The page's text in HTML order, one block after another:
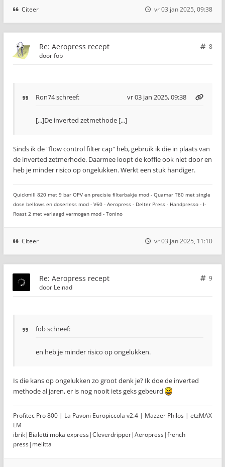
Citeer vr 03 jan 2025, 09:38
Re: Aeropress recept
8
doorfob
Ron74schreef: vr 03 jan 2025, 09:38
[...]De inverted zetmethode [...]
Sinds ik de "flow control filter cap" heb, gebruik ik die in plaats van
de inverted zetmerhode. Daarmee loopt de koffie ook niet door en
heb je minder risico op ongelukken. Werkt een stuk handiger.
Quickmill 820 met 9 bar OPV en precisie filterbakje mod - Quamar T80 met single
dose bellows en doserless mod - V60 - Aeropress - Delter Press - Handpresso - I-
Roast 2 met verlaagd vermogen mod - Tonino
Citeer vr 03 jan 2025, 11:10
Re: Aeropress recept
9
door Leinad
fob schreef:
en heb je minder risico op ongelukken.
Is die kans op ongelukken zo groot denk je? Ik doe de inverted
methode al jaren, er is nog nooit iets geks gebeurd
Profitec Pro 800 | La Pavoni Europiccola v2.4 | Mazzer Philos | etzMAX
LM
ibrik|Bialetti moka express|Cleverdripper|Aeropress|french
press|melitta